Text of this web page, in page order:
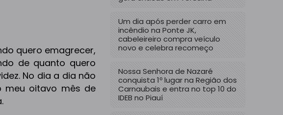
quero emagrecer,
de quanto quero
No dia a dia não
meu oitavo mês de
Um dia após perder carro em
incêndio na Ponte JK,
cabeleireiro compra veículo
novo e celebra recomeço
Nossa Senhora de Nazaré
conquista 1º lugar na Região dos
Carnaubais e entra no top 10 do
IDEB no Piauí